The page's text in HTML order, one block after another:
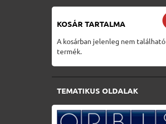
KOSÁR TARTALMA
A kosárban jelenleg nem található
termék.
TEMATIKUS OLDALAK